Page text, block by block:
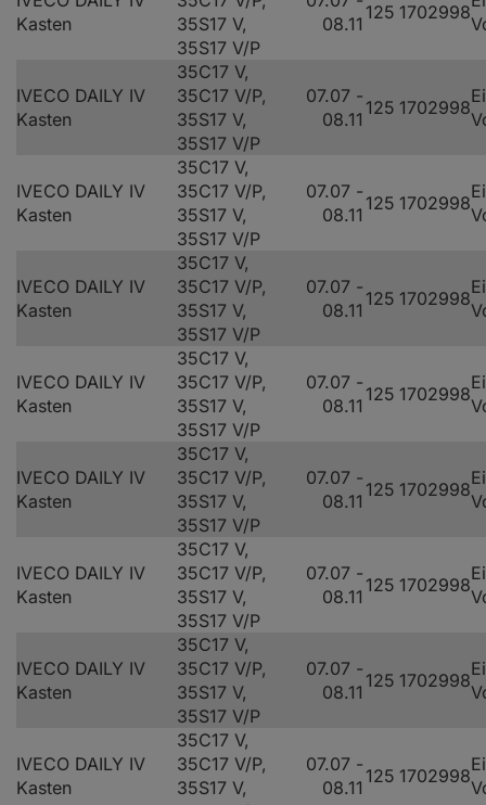
Kasten
35S17 V,
35S17 V/P
08.11
125 1702998
IVECO DAILY IV
Kasten
35C17 V,
35C17 V/P,
35S17 V,
35S17 V/P
07.07 -
08.11
125 1702998
IVECO DAILY IV
Kasten
35C17 V,
35C17 V/P,
35S17 V,
35S17 V/P
07.07 -
08.11
125 1702998
IVECO DAILY IV
Kasten
35C17 V,
35C17 V/P,
35S17 V,
35S17 V/P
07.07 -
08.11
125 1702998
IVECO DAILY IV
Kasten
35C17 V,
35C17 V/P,
35S17 V,
35S17 V/P
07.07 -
08.11
125 1702998
IVECO DAILY IV
Kasten
35C17 V,
35C17 V/P,
35S17 V,
35S17 V/P
07.07 -
08.11
125 1702998
IVECO DAILY IV
Kasten
35C17 V,
35C17 V/P,
35S17 V,
35S17 V/P
07.07 -
08.11
125 1702998
IVECO DAILY IV
Kasten
35C17 V,
35C17 V/P,
35S17 V,
35S17 V/P
07.07 -
08.11
125 1702998
IVECO DAILY IV
Kasten
35C17 V,
35C17 V/P,
35S17 V,
07.07 -
08.11
125 1702998